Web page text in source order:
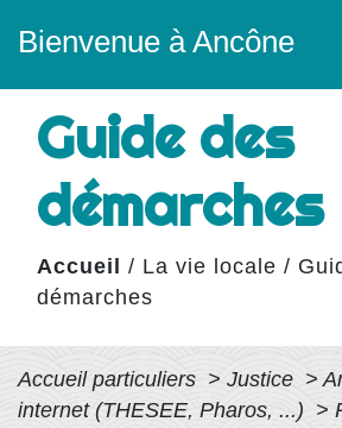
Bienvenue à Ancône
Guide des
démarches
Accueil / La vie locale /
démarches
Accueil particuliers > Justice >
internet (THESEE, Pharos, ...) >